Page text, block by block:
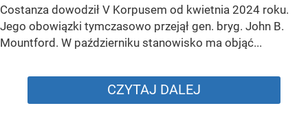
Costanza dowodził V Korpusem od kwietnia 2024 roku.
Jego obowiązki tymczasowo przejął gen. bryg. John B.
Mountford. W październiku stanowisko ma objąć...
CZYTAJ DALEJ